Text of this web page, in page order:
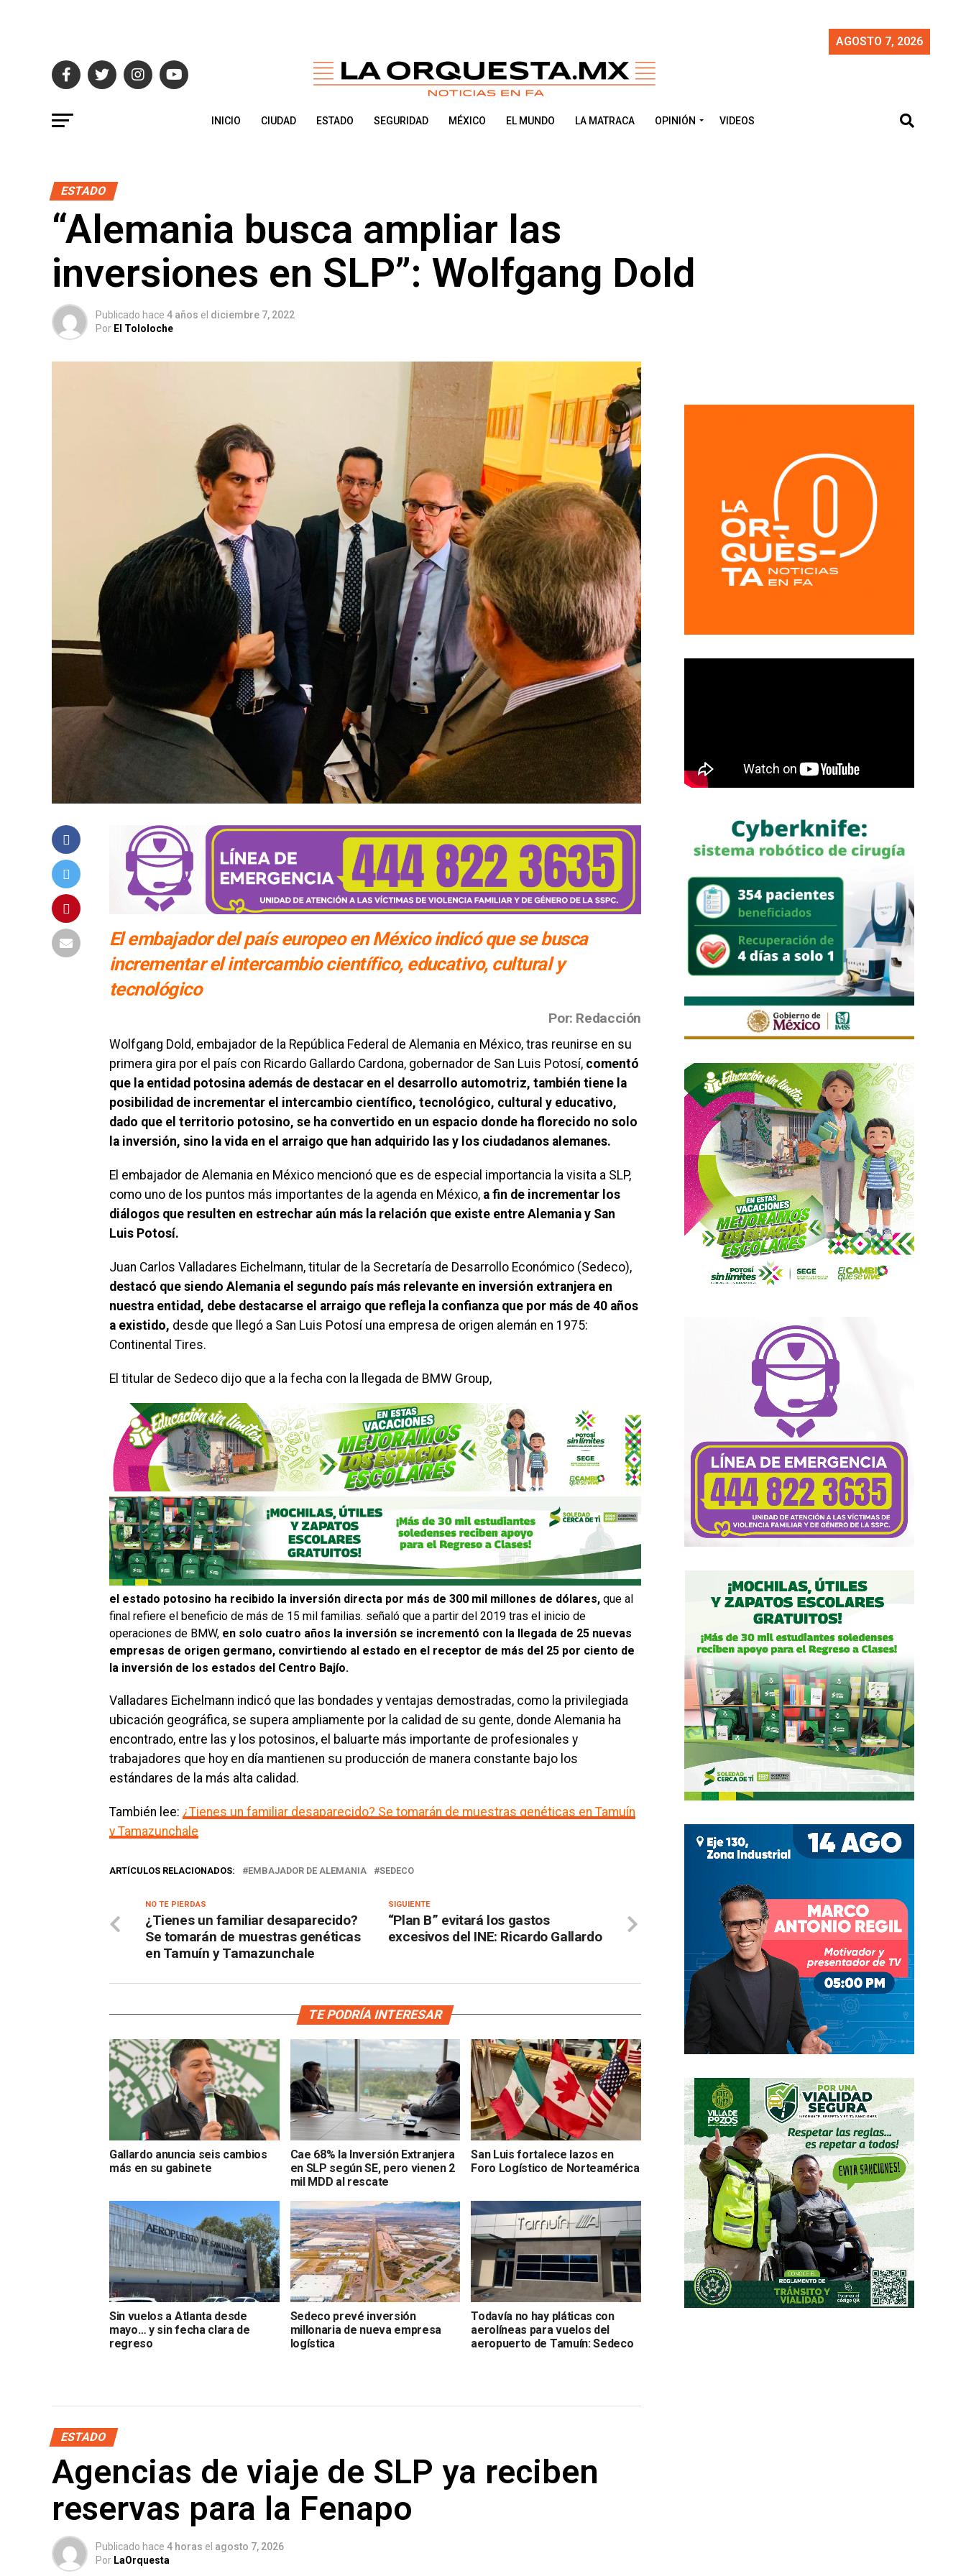
AGOSTO 7, 2026
INICIO CIUDAD ESTADO SEGURIDAD MÉXICO EL MUNDO LA MATRACA OPINIÓN VIDEOS
ESTADO
“Alemania busca ampliar las
inversiones en SLP”: Wolfgang Dold
Publicado hace 4 años el diciembre 7, 2022
Por El Tololoche
El embajador del país europeo en México indicó que se busca
incrementar el intercambio científico, educativo, cultural y
tecnológico
Por: Redacción
Wolfgang Dold, embajador de la República Federal de Alemania en México, tras reunirse en su
primera gira por el país con Ricardo Gallardo Cardona, gobernador de San Luis Potosí, comentó
que la entidad potosina además de destacar en el desarrollo automotriz, también tiene la
posibilidad de incrementar el intercambio científico, tecnológico, cultural y educativo,
dado que el territorio potosino, se ha convertido en un espacio donde ha florecido no solo
la inversión, sino la vida en el arraigo que han adquirido las y los ciudadanos alemanes.
El embajador de Alemania en México mencionó que es de especial importancia la visita a SLP,
como uno de los puntos más importantes de la agenda en México, a fin de incrementar los
diálogos que resulten en estrechar aún más la relación que existe entre Alemania y San
Luis Potosí.
Juan Carlos Valladares Eichelmann, titular de la Secretaría de Desarrollo Económico (Sedeco),
destacó que siendo Alemania el segundo país más relevante en inversión extranjera en
nuestra entidad, debe destacarse el arraigo que refleja la confianza que por más de 40 años
a existido, desde que llegó a San Luis Potosí una empresa de origen alemán en 1975:
Continental Tires.
El titular de Sedeco dijo que a la fecha con la llegada de BMW Group,
el estado potosino ha recibido la inversión directa por más de 300 mil millones de dólares, que al
final refiere el beneficio de más de 15 mil familias. señaló que a partir del 2019 tras el inicio de
operaciones de BMW, en solo cuatro años la inversión se incrementó con la llegada de 25 nuevas
empresas de origen germano, convirtiendo al estado en el receptor de más del 25 por ciento de
la inversión de los estados del Centro Bajío.
Valladares Eichelmann indicó que las bondades y ventajas demostradas, como la privilegiada
ubicación geográfica, se supera ampliamente por la calidad de su gente, donde Alemania ha
encontrado, entre las y los potosinos, el baluarte más importante de profesionales y
trabajadores que hoy en día mantienen su producción de manera constante bajo los
estándares de la más alta calidad.
También lee: ¿Tienes un familiar desaparecido? Se tomarán de muestras genéticas en Tamuín
y Tamazunchale
ARTÍCULOS RELACIONADOS: EMBAJADOR DE ALEMANIA SEDECO
SIGUIENTE
“Plan B” evitará los gastos
excesivos del INE: Ricardo Gallardo
NO TE PIERDAS
¿Tienes un familiar desaparecido?
Se tomarán de muestras genéticas
en Tamuín y Tamazunchale
TE PODRÍA INTERESAR
Gallardo anuncia seis cambios
más en su gabinete
Cae 68% la Inversión Extranjera
en SLP según SE, pero vienen 2
mil MDD al rescate
San Luis fortalece lazos en
Foro Logístico de Norteamérica
Sin vuelos a Atlanta desde
mayo… y sin fecha clara de
regreso
Sedeco prevé inversión
millonaria de nueva empresa
logística
Todavía no hay pláticas con
aerolíneas para vuelos del
aeropuerto de Tamuín: Sedeco
ESTADO
Agencias de viaje de SLP ya reciben
reservas para la Fenapo
Publicado hace 4 horas el agosto 7, 2026
Por LaOrquesta